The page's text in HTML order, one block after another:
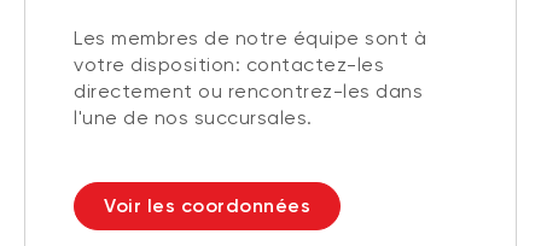
Les membres de notre équipe sont à
votre disposition: contactez-les
directement ou rencontrez-les dans
l'une de nos succursales.
Voir les coordonnées